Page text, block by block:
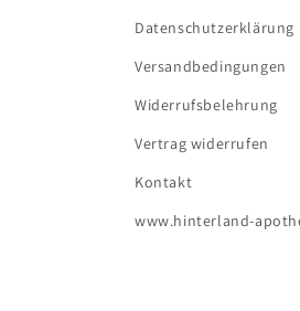
Datenschutzerklärung
Versandbedingungen
Widerrufsbelehrung
Vertrag widerrufen
Kontakt
www.hinterland-